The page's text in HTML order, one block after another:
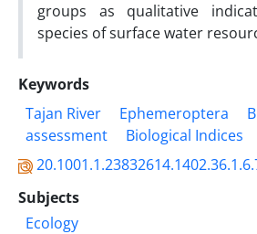
groups as qualitative
species of surface water
Keywords
Tajan River
Ephemeroptera
assessment
Biological Indices
Subjects
Ecology